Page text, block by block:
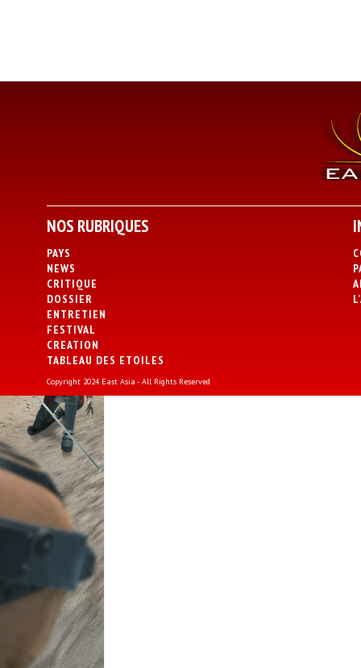
NOS RUBRIQUES
PAYS
NEWS
CRITIQUE
DOSSIER
ENTRETIEN
FESTIVAL
CREATION
TABLEAU DES ETOILES
Copyright 2024 East Asia - All Rights Reserved